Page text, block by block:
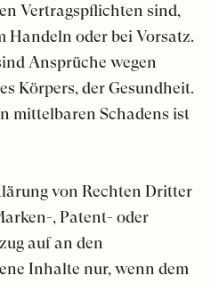
Vertragspflichten sind,
Handeln oder bei Vorsatz.
Ansprüche wegen
Körpers, der Gesundheit.
mittelbaren Schadens ist
von Rechten Dritter
, Patent- oder
auf an den
Inhalte nur, wenn dem